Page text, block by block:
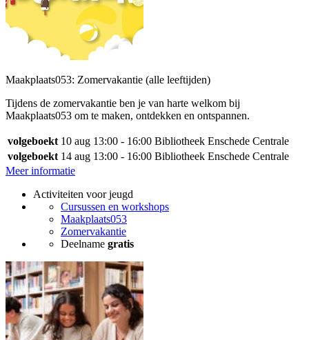
Maakplaats053: Zomervakantie (alle leeftijden)
Tijdens de zomervakantie ben je van harte welkom bij
Maakplaats053 om te maken, ontdekken en ontspannen.
volgeboekt 10 aug 13:00 - 16:00 Bibliotheek Enschede Centrale
volgeboekt 14 aug 13:00 - 16:00 Bibliotheek Enschede Centrale
Meer informatie
Activiteiten voor jeugd
Cursussen en workshops
Maakplaats053
Zomervakantie
Deelname gratis